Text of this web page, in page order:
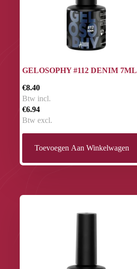
GELOSOPHY #112 DENIM 7ML
€8.40
Btw incl.
€6.94
Btw excl.
Toevoegen Aan Winkelwagen